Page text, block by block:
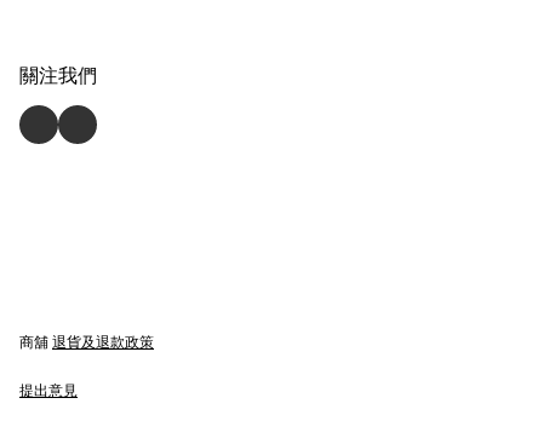
關注我們
商舖 退貨及退款政策
提出意見